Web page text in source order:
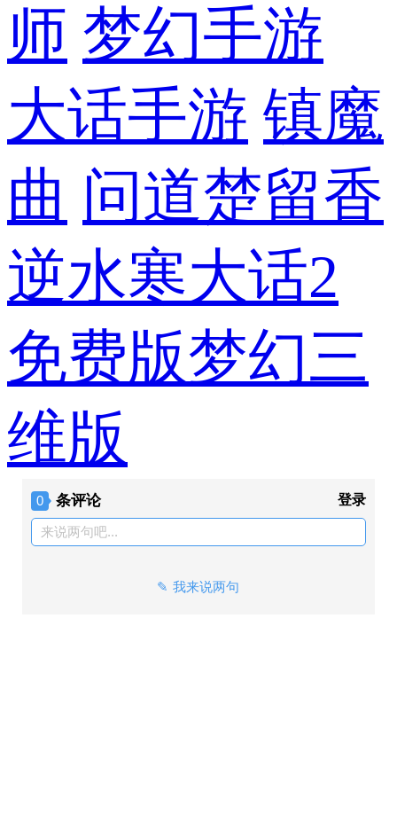
师 梦幻手游
大话手游 镇魔
曲 问道楚留香
逆水寒大话2
免费版梦幻三
维版
0 条评论 登录
来说两句吧...
我来说两句